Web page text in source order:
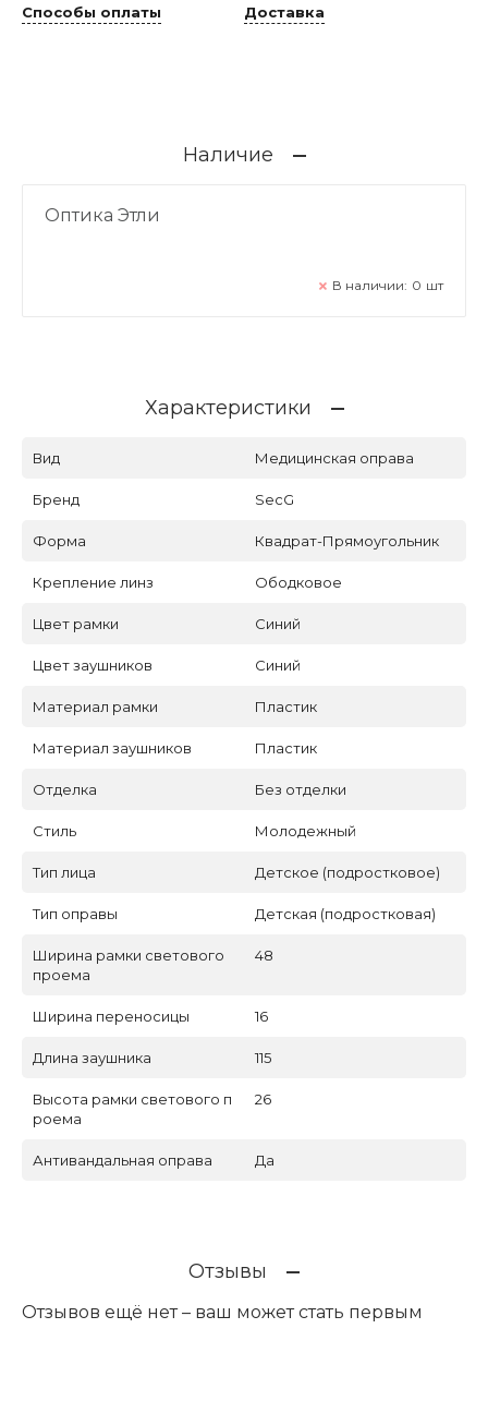
Способы оплаты Доставка
Наличие
Оптика Этли
В наличии: 0 шт
Характеристики
Вид Медицинская оправа
Бренд SecG
Форма Квадрат-Прямоугольник
Крепление линз Ободковое
Цвет рамки Синий
Цвет заушников Синий
Материал рамки Пластик
Материал заушников Пластик
Отделка Без отделки
Стиль Молодежный
Тип лица Детское (подростковое)
Тип оправы Детская (подростковая)
Ширина рамки светового
проема
48
Ширина переносицы 16
Длина заушника 115
Высота рамки светового п
роема
26
Антивандальная оправа Да
Отзывы
Отзывов ещё нет – ваш может стать первым